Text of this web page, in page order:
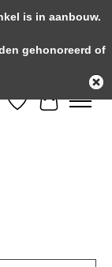
Verlanglijst
is in aanbouw.
gehonoreerd of